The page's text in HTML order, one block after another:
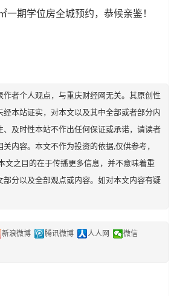
一期学位房全城预约，恭候亲鉴！
作者个人观点，与重庆财经网无关。其原创性
经本站证实，对本文以及其中全部或者部分内
、及时性本站不作出任何保证或承诺，请读者
内容。本文不作为投资的依据,仅供参考，
文之目的在于传播更多信息，并不意味着重
部分以及全部观点或内容。如对本文内容有疑
新浪微博 腾讯微博 人人网
微信